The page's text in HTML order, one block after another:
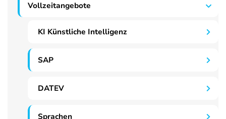
Vollzeitangebote
KI Künstliche Intelligenz
SAP
DATEV
Sprachen